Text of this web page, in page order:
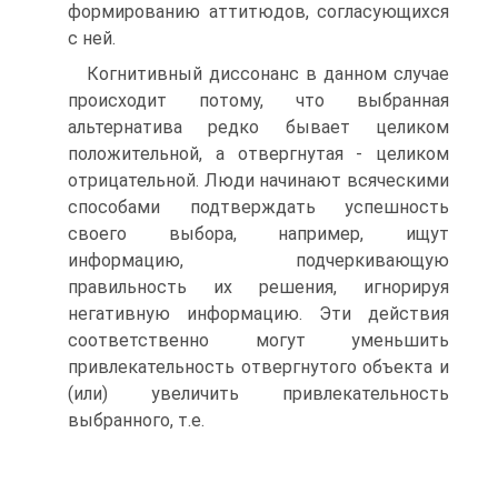
формированию аттитюдов, согласующихся
с ней.
Когнитивный диссонанс в данном случае
происходит потому, что выбранная
альтернатива редко бывает целиком
положительной, а отвергнутая - целиком
отрицательной. Люди начинают всяческими
способами подтверждать успешность
своего выбора, например, ищут
информацию, подчеркивающую
правильность их решения, игнорируя
негативную информацию. Эти действия
соответственно могут уменьшить
привлекательность отвергнутого объекта и
(или) увеличить привлекательность
выбранного, т.е.